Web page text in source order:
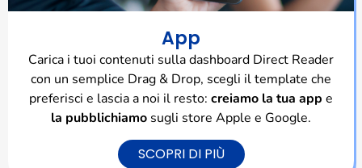
App
Carica i tuoi contenuti sulla dashboard Direct Reader
con un semplice Drag & Drop, scegli il template che
preferisci e lascia a noi il resto: creiamo la tua app e
la pubblichiamo sugli store Apple e Google.
SCOPRI DI PIÙ